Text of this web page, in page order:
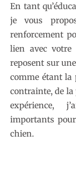
En tant
je vous
renforcement
lien avec votre
reposent sur
comme étant la
contrainte, de la
expérience,
importants
chien.